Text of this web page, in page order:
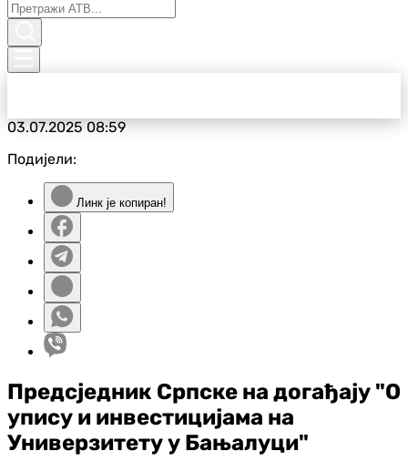
03.07.202508:59
Подијели:
Линк је копиран!
Предсједник Српске на догађају "О
упису и инвестицијама на
Универзитету у Бањалуци"